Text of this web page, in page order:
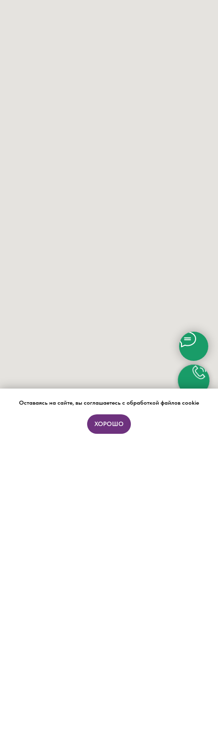
Оставаясь на сайте, вы соглашаетесь с обработкой файлов cookie
ХОРОШО
ПОДБОР ФОРМАТА ЗА 15 МИНУТ